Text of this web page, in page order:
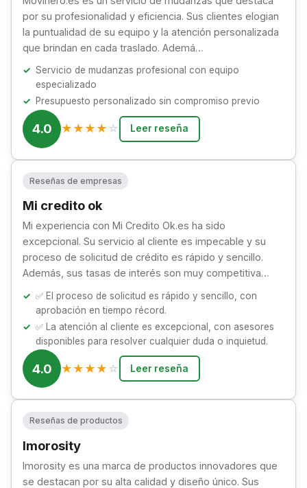
por su profesionalidad y eficiencia. Sus clientes elogian
la puntualidad de su equipo y la atención personalizada
que brindan en cada traslado. Ademá…
Servicio de mudanzas profesional con equipo
especializado
Presupuesto personalizado sin compromiso previo
4.0 ★ ★ ★ ★ ☆ Leer reseña
Reseñas de empresas
Mi credito ok
Mi experiencia con Mi Credito Ok.es ha sido
excepcional. Su servicio al cliente es impecable y su
proceso de solicitud de crédito es rápido y sencillo.
Además, sus tasas de interés son muy competitiva…
✅ El proceso de solicitud es rápido y sencillo, con
aprobación en tiempo récord.
✅ La atención al cliente es excepcional, con asesores
disponibles para resolver cualquier duda o inquietud.
4.0 ★ ★ ★ ★ ☆ Leer reseña
Reseñas de productos
Imorosity
Imorosity es una marca de productos innovadores que
se destacan por su alta calidad y diseño único. Sus